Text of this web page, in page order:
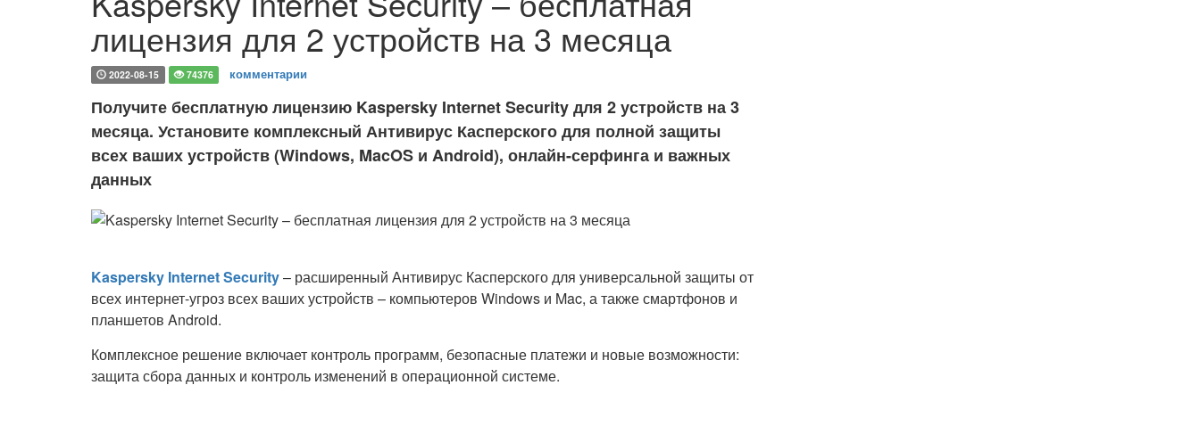
лицензия для 2 устройств на 3 месяца
2022-08-15 74376 комментарии
Получите бесплатную лицензию Kaspersky Internet Security для 2 устройств на 3
месяца. Установите комплексный Антивирус Касперского для полной защиты
всех ваших устройств (Windows, MacOS и Android), онлайн-серфинга и важных
данных
Kaspersky Internet Security– расширенный Антивирус Касперского для универсальной защиты от
всех интернет-угроз всех ваших устройств – компьютеров Windows и Mac, а также смартфонов и
планшетов Android.
Комплексное решение включает контроль программ, безопасные платежи и новые возможности:
защита сбора данных и контроль изменений в операционной системе.